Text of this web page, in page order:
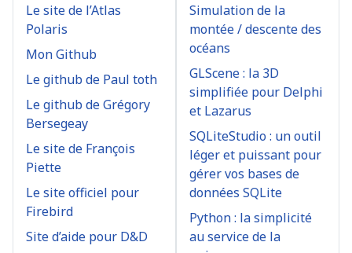
Le site de l’Atlas
Polaris
Mon Github
Le github de Paul toth
Le github de Grégory
Bersegeay
Le site de François
Piette
Le site officiel pour
Firebird
Site d’aide pour D&D
Simulation de la
montée / descente des
océans
GLScene : la 3D
simplifiée pour Delphi
et Lazarus
SQLiteStudio : un outil
léger et puissant pour
gérer vos bases de
données SQLite
Python : la simplicité
au service de la